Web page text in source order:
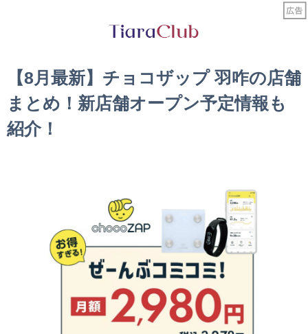
【8月最新】チョコザップ 羽咋の店舗
まとめ！新店舗オープン予定情報も
紹介！